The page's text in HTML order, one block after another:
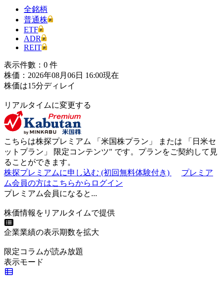
全銘柄
普通株
ETF
ADR
REIT
表示件數： 0 件
株価：2026年08月06日 16:00現在
株価は15分ディレイ
リアルタイムに変更する
こちらは株探プレミアム 「 米国株プラン 」 または 「 日米セ
ットプラン 」 限定コンテンツ" です。プランをご契約して見
ることができます。
株探プレミアムに申し込む (初回無料体験付き)
プレミア
ム会員の方はこちらからログイン
プレミアム会員になると...
株価情報をリアルタイムで提供
企業業績の表示期数を拡大
限定コラムが読み放題
表示モード